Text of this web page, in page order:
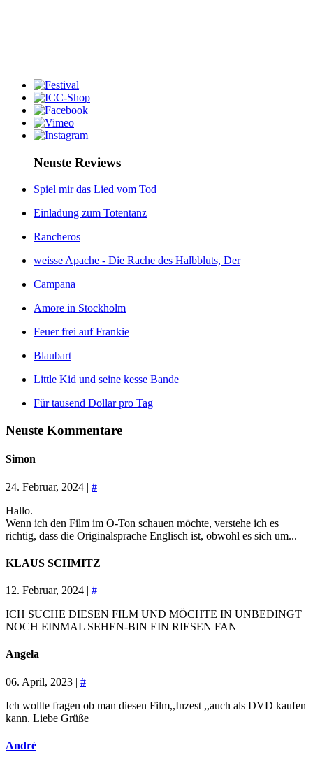
Neuste Reviews
Spiel mir das Lied vom Tod
Einladung zum Totentanz
Rancheros
weisse Apache - Die Rache des Halbbluts, Der
Campana
Amore in Stockholm
Feuer frei auf Frankie
Blaubart
Little Kid und seine kesse Bande
Für tausend Dollar pro Tag
Neuste Kommentare
Simon
24. Februar, 2024 | #
Hallo.
Wenn ich den Film im O-Ton schauen möchte, verstehe ich es
richtig, dass die Originalsprache Englisch ist, obwohl es sich um...
KLAUS SCHMITZ
12. Februar, 2024 | #
ICH SUCHE DIESEN FILM UND MÖCHTE IN UNBEDINGT
NOCH EINMAL SEHEN-BIN EIN RIESEN FAN
Angela
06. April, 2023 | #
Ich wollte fragen ob man diesen Film,,Inzest ,,auch als DVD kaufen
kann. Liebe Grüße
André